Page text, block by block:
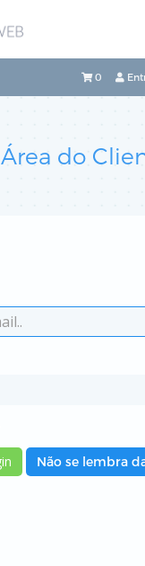
0
Área do
Não se lembra